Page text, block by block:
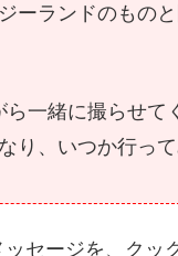
ーランドのもの
一緒に撮らせて
り、いつか行っ
セージを、クッ